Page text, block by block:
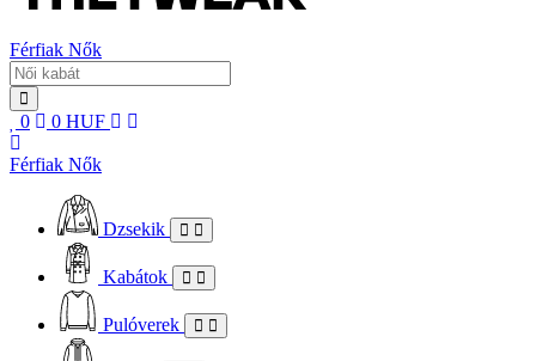
Férfiak Nők
0 0 HUF
Férfiak Nők
Dzsekik
Kabátok
Pulóverek